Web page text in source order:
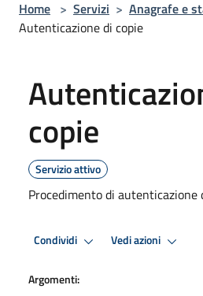
Home > Servizi > Anagrafe e
Autenticazione di copie
copie
Servizio attivo
Procedimento di autenticazione
Condividi Vedi azioni
Argomenti: